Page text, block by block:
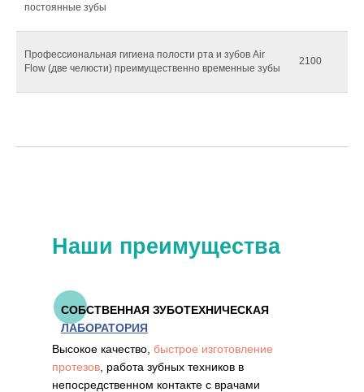
постоянные зубы
Профессиональная гигиена полости рта и зубов Air
Flow (две челюсти) преимущественно временные зубы
2100
СОБСТВЕННАЯ ЗУБОТЕХНИЧЕСКАЯ
ЛАБОРАТОРИЯ
Высокое качество, быстрое изготовление
протезов , работа зубных техников в
непосредственном контакте с врачами
Наши преимущества